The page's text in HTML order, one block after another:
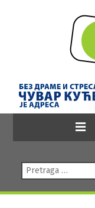
Pretraga: